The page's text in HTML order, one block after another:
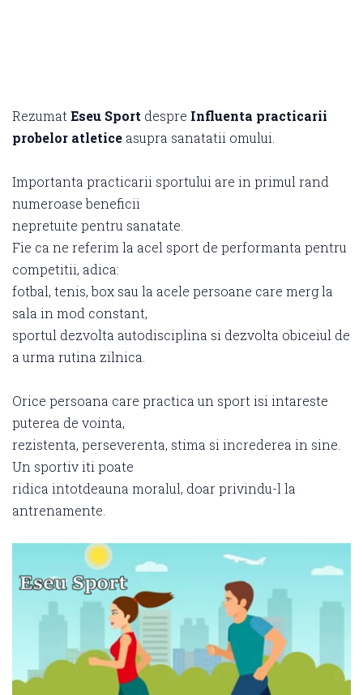
Rezumat Eseu Sport despre Influenta practicarii
probelor atletice asupra sanatatii omului.
Importanta practicarii sportului are in primul rand
numeroase beneficii
nepretuite pentru sanatate.
Fie ca ne referim la acel sport de performanta pentru
competitii, adica:
fotbal, tenis, box sau la acele persoane care merg la
sala in mod constant,
sportul dezvolta autodisciplina si dezvolta obiceiul de
a urma rutina zilnica.
Orice persoana care practica un sport isi intareste
puterea de vointa,
rezistenta, perseverenta, stima si increderea in sine.
Un sportiv iti poate
ridica intotdeauna moralul, doar privindu-l la
antrenamente.